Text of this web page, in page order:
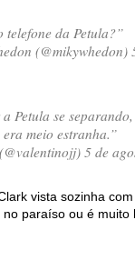
telefone da Petula?”
(@mikywhedon)
Petula se
meio estranha.”
5 de
vista sozinha
paraíso ou é muito